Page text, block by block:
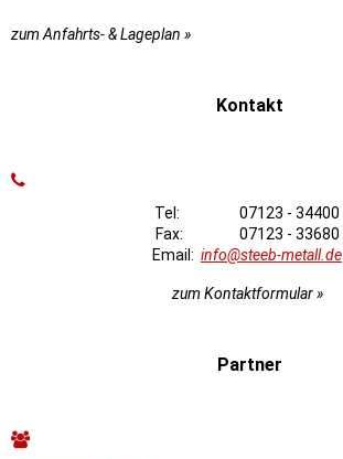
zum Anfahrts- & Lageplan »
Kontakt
Tel: 07123 - 34400
Fax: 07123 - 33680
Email: info@steeb-metall.de
zum Kontaktformular »
Partner